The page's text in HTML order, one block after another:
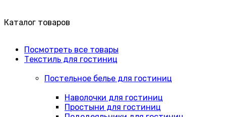
Каталог товаров
Посмотреть все товары
Текстиль для гостиниц
Постельное белье для гостиниц
Наволочки для гостиниц
Простыни для гостиниц